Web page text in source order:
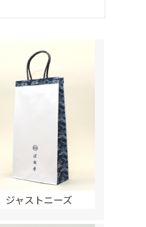
ジャストニーズ